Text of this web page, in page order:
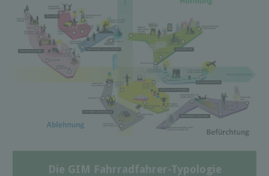
Die GIM Fahrradfahrer-Typologie